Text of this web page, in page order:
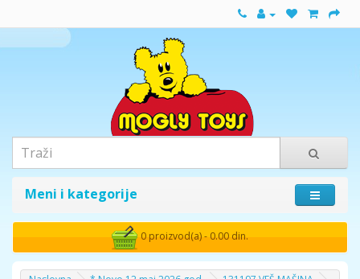
Meni i kategorije
0 proizvod(a) - 0.00 din.